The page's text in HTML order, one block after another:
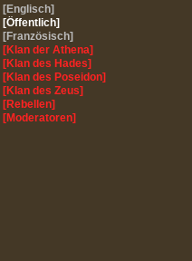
[Englisch]
[Öffentlich]
[Französisch]
[Klan der Athena]
[Klan des Hades]
[Klan des Poseidon]
[Klan des Zeus]
[Rebellen]
[Moderatoren]